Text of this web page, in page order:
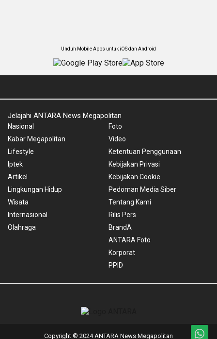
Unduh Mobile Apps untuk iOS dan Android
Jelajahi ANTARA News Megapolitan
Nasional
Kabar Megapolitan
Lifestyle
Iptek
Artikel
Lingkungan Hidup
Wisata
Internasional
Olahraga
Foto
Video
Ketentuan Penggunaan
Kebijakan Privasi
Kebijakan Cookie
Pedoman Media Siber
Tentang Kami
Rilis Pers
BrandA
ANTARA Foto
Korporat
PPID
Copyright © 2024 ANTARA News Megapolitan